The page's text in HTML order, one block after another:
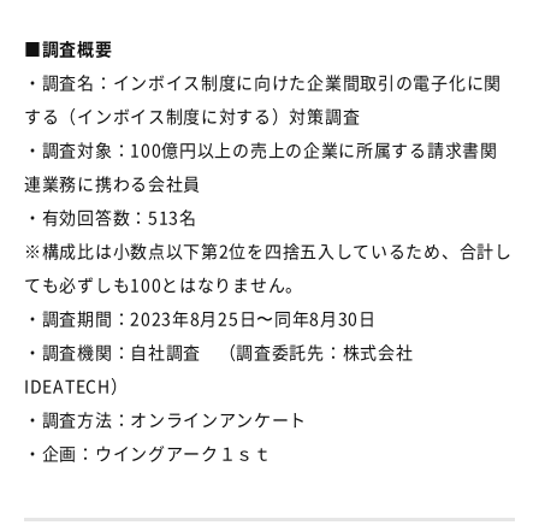
■調査概要
・調査名：インボイス制度に向けた企業間取引の電子化に関
する（インボイス制度に対する）対策調査
・調査対象： 100億円以上の売上の企業に所属する請求書関
連業務に携わる会社員
・有効回答数： 513名
※構成比は小数点以下第2位を四捨五入しているため、合計し
ても必ずしも100とはなりません。
・調査期間：2023年8月25 日〜同年8月30 日
・調査機関：自社調査 （調査委託先：株式会社
IDEATECH）
・調査方法：オンラインアンケート
・企画：ウイングアーク１ｓｔ